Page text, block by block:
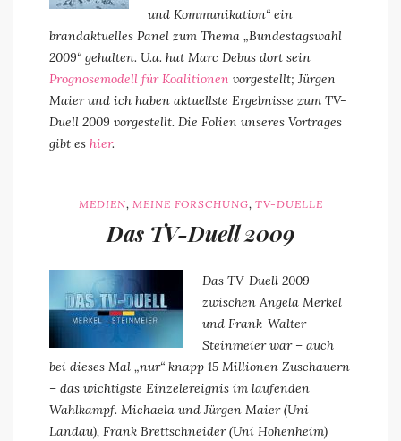
und Kommunikation“ ein
brandaktuelles Panel zum Thema „Bundestagswahl
2009“ gehalten. U.a. hat Marc Debus dort sein
Prognosemodell für Koalitionen vorgestellt; Jürgen
Maier und ich haben aktuellste Ergebnisse zum TV-
Duell 2009 vorgestellt. Die Folien unseres Vortrages
gibt es hier.
MEDIEN, MEINE FORSCHUNG, TV-DUELLE
Das TV-Duell 2009
Das TV-Duell 2009
zwischen Angela Merkel
und Frank-Walter
Steinmeier war – auch
bei dieses Mal „nur“ knapp 15 Millionen Zuschauern
– das wichtigste Einzelereignis im laufenden
Wahlkampf. Michaela und Jürgen Maier (Uni
Landau), Frank Brettschneider (Uni Hohenheim)